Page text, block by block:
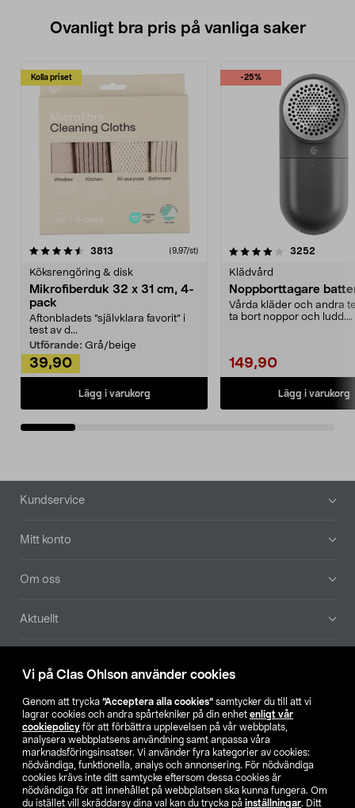
Vi på Clas Ohlson använder cookies
Genom att trycka ”Acceptera alla cookies” samtycker du till att vi
lagrar cookies och andra spårtekniker på din enhet enligt vår
cookiepolicy för att förbättra upplevelsen på vår webbplats,
analysera webbplatsens användning samt anpassa våra
marknadsföringsinsatser. Vi använder fyra kategorier av cookies:
nödvändiga, funktionella, analys och annonsering. För nödvändiga
cookies krävs inte ditt samtycke eftersom dessa cookies är
nödvändiga för att innehållet på webbplatsen ska kunna fungera. Om
du istället vill skräddarsy dina val kan du trycka på inställningar. Ditt
Ovanligt bra pris på vanliga saker
Kolla priset
3813 (9,97/st)
Köksrengöring & disk
Mikrofiberduk 32 x 31 cm, 4-
pack
Aftonbladets "självklara favorit” i
test av d...
Utförande: Grå/beige
39,90
Lägg i varukorg
-25%
4.0av 5 stjärnor 3252
Klädvård
Noppborttagare
Vårda kläder och andra
ta bort noppor och ludd.
149,90
Lägg i varukorg
4.5av 5 stjärnor
Sidfot
Kundservice
Mitt konto
Om oss
Aktuellt
Hitta butik
SE NO FI